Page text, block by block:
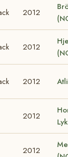
2012
2012
2012
2012
2012